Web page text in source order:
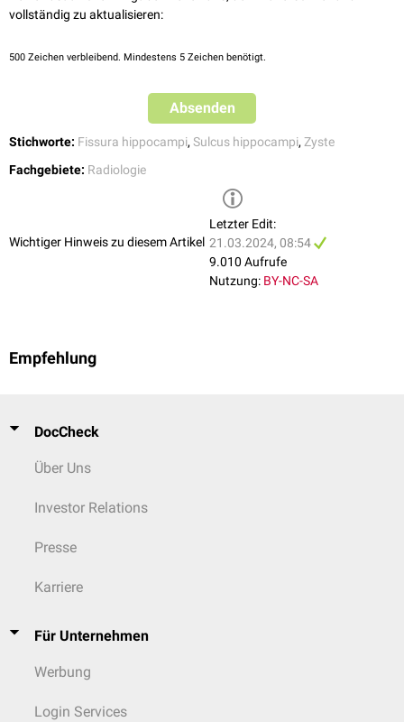
vollständig zu aktualisieren:
500 Zeichen verbleibend. Mindestens 5 Zeichen benötigt.
Absenden
Stichworte: Fissura hippocampi, Sulcus hippocampi, Zyste
Fachgebiete: Radiologie
Wichtiger Hinweis zu diesem Artikel
Letzter Edit:
21.03.2024, 08:54
9.010 Aufrufe
Nutzung: BY-NC-SA
Empfehlung
DocCheck
Über Uns
Investor Relations
Presse
Karriere
Für Unternehmen
Werbung
Login Services